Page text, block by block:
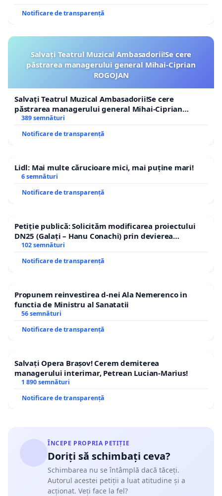
Notificare de transparență
Salvați Teatrul Muzical Ambasadorii!Se cere
păstrarea managerului general Mihai-Ciprian
ROGOJAN
Salvați Teatrul Muzical Ambasadorii!Se cere
păstrarea managerului general Mihai-Ciprian
ROGOJAN
389 semnături
Notificare de transparență
Lidl: Mai multe cărucioare mici, mai puține mari!
6 semnături
Notificare de transparență
Petiție publică: Solicităm modificarea proiectului
DN25 (Galați – Hanu Conachi) prin devierea
traseului în afara localităților!
102 semnături
Notificare de transparență
Propunem reinvestirea d-nei Ala Nemerenco in
functia de Ministru al Sanatatii
56 semnături
Notificare de transparență
Salvați Opera Brașov! Cerem demiterea
managerului interimar, Petrean Lucian-Marius!
1 890 semnături
Notificare de transparență
ÎNCEPE PROPRIA PETIȚIE
Doriți să schimbați ceva?
Schimbarea nu se întâmplă dacă tăceți.
Autorul acestei petiții a luat atitudine și a
acționat. Veți face la fel?